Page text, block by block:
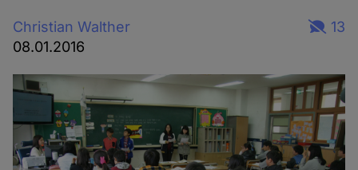
Christian Walther
08.01.2016
13